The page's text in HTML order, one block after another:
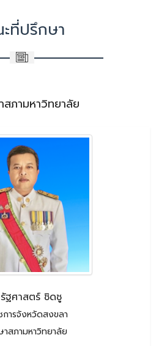
ที่ปรึกษา
ภามหาวิทยาลัย
ฐศาสตร์ ชิดชู
การจังหวัดสงขลา
สภามหาวิทยาลัย